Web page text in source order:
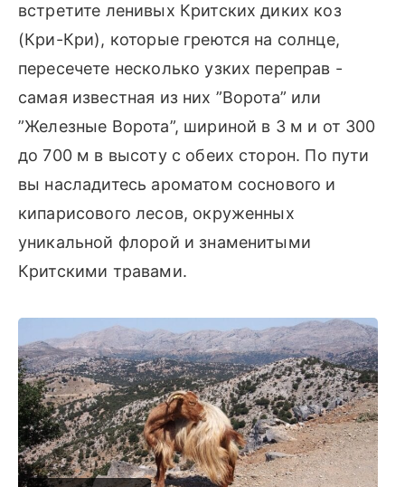
встретите ленивых Критских диких коз
(Кри-Кри), которые греются на солнце,
пересечете несколько узких переправ -
самая известная из них ”Ворота” или
”Железные Ворота”, шириной в 3 м и от 300
до 700 м в высоту с обеих сторон. По пути
вы насладитесь ароматом соснового и
кипарисового лесов, окруженных
уникальной флорой и знаменитыми
Критскими травами.